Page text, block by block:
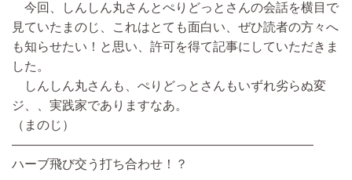
今回、しんしん丸さんとぺりどっとさんの会話を横目で
見ていたまのじ、これはとても面白い、ぜひ読者の方々へ
も知らせたい！と思い、許可を得て記事にしていただきま
した。
しんしん丸さんも、ぺりどっとさんもいずれ劣らぬ変
ジ、、実践家でありますなあ。
（まのじ）
————————————————————————
ハーブ飛び交う打ち合わせ！？